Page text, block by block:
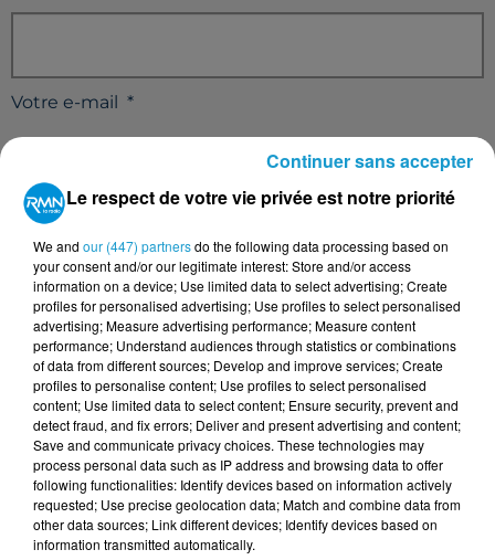
Votre e-mail *
Votre message*
Taille maximum : 500 caractères
Le respect de votre vie privée est notre priorité
We and our (447) partnersdo the following data processing based on
your consent and/or our legitimate interest: Store and/or access
information on a device; Use limited data to select advertising; Create
profiles for personalised advertising; Use profiles to select personalised
advertising; Measure advertising performance; Measure content
performance; Understand audiences through statistics or combinations
of data from different sources; Develop and improve services; Create
profiles to personalise content; Use profiles to select personalised
content; Use limited data to select content; Ensure security, prevent and
detect fraud, and fix errors; Deliver and present advertising and content;
Save and communicate privacy choices. These technologies may
process personal data such as IP address and browsing data to offer
following functionalities: Identify devices based on information actively
requested; Use precise geolocation data; Match and combine data from
other data sources; Link different devices; Identify devices based on
information transmitted automatically.
Continuer sans accepter